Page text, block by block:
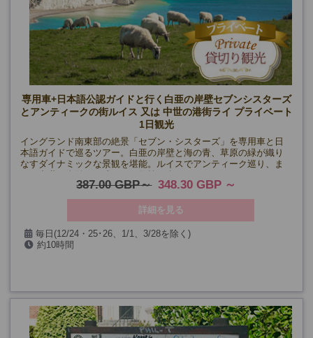
専用車+日本語公認ガイドと行く白亜の岸壁セブンシスターズ
とアンティークの街ルイス 又は 中世の港街ライ プライベート
1日観光
イングランド南東部の絶景「セブン・シスターズ」を専用車と日
本語ガイドで巡るツアー。白亜の岸壁と海の青、草原の緑が織り
なすダイナミックな景観を堪能。ルイスでアンティーク巡り、ま
387.00 GBP 348.30 GBP
詳細を見る
毎日(12/24・25･26、1/1、3/28を除く)
約10時間